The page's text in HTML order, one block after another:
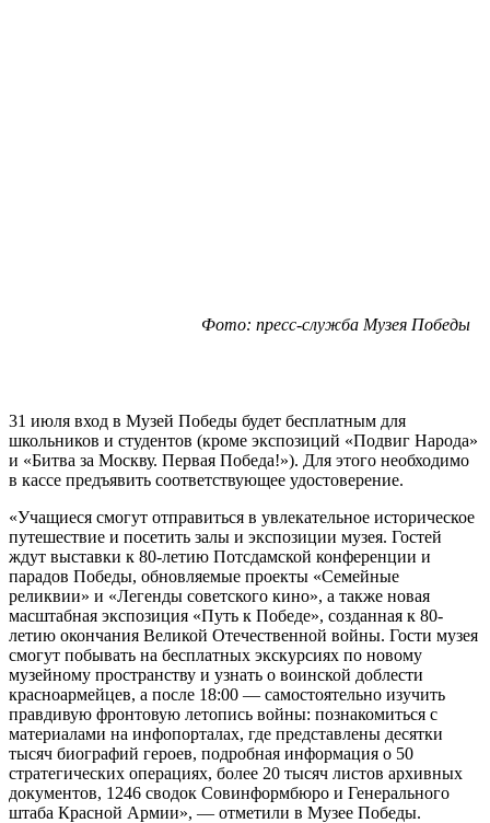
Фото: пресс-служба Музея Победы
31 июля вход в Музей Победы будет бесплатным для
школьников и студентов (кроме экспозиций «Подвиг Народа»
и «Битва за Москву. Первая Победа!»). Для этого необходимо
в кассе предъявить соответствующее удостоверение.
«Учащиеся смогут отправиться в увлекательное историческое
путешествие и посетить залы и экспозиции музея. Гостей
ждут выставки к 80-летию Потсдамской конференции и
парадов Победы, обновляемые проекты «Семейные
реликвии» и «Легенды советского кино», а также новая
масштабная экспозиция «Путь к Победе», созданная к 80-
летию окончания Великой Отечественной войны. Гости музея
смогут побывать на бесплатных экскурсиях по новому
музейному пространству и узнать о воинской доблести
красноармейцев, а после 18:00 — самостоятельно изучить
правдивую фронтовую летопись войны: познакомиться с
материалами на инфопорталах, где представлены десятки
тысяч биографий героев, подробная информация о 50
стратегических операциях, более 20 тысяч листов архивных
документов, 1246 сводок Совинформбюро и Генерального
штаба Красной Армии», — отметили в Музее Победы.